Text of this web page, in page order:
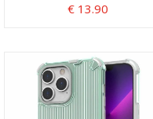
€ 13.90